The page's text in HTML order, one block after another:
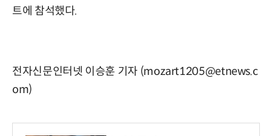
트에 참석했다.
전자신문인터넷 이승훈 기자 (mozart1205@etnews.c
om)